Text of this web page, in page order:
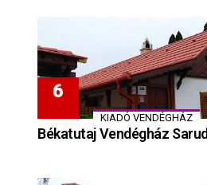
KIADÓ VENDÉGHÁZ
Békatutaj Vendégház Sarud